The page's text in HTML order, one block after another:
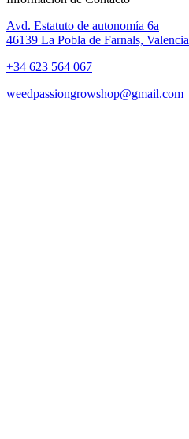
Avd. Estatuto de autonomía 6a
46139 La Pobla de Farnals, Valencia
+34 623 564 067
weedpassiongrowshop@gmail.com